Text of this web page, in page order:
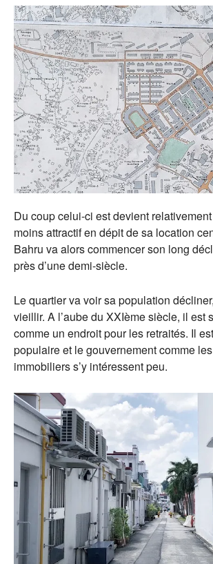
Du coup celui-ci est devient relativement
moins attractif en dépit de sa location
Bahru va alors commencer son long
près d’une demi-siècle.
Le quartier va voir sa population
vieillir. A l’aube du XXIème siècle, il est
comme un endroit pour les retraités. Il
populaire et le gouvernement comme
immobiliers s’y intéressent peu.